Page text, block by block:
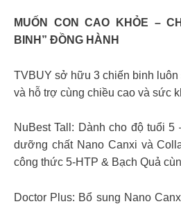
MUỐN CON CAO KHỎE –
BINH” ĐỒNG HÀNH
TVBUY sở hữu 3 chiến binh luôn
và hỗ trợ cùng chiều cao và sức
NuBest Tall: Dành cho độ tuổi
dưỡng chất Nano Canxi và
công thức 5-HTP & Bạch Quả
Doctor Plus: Bổ sung Nano